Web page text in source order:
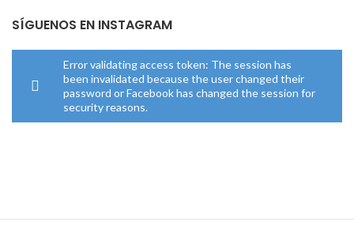
SÍGUENOS EN INSTAGRAM
Error validating access token: The session has
been invalidated because the user changed their
password or Facebook has changed the session for
security reasons.